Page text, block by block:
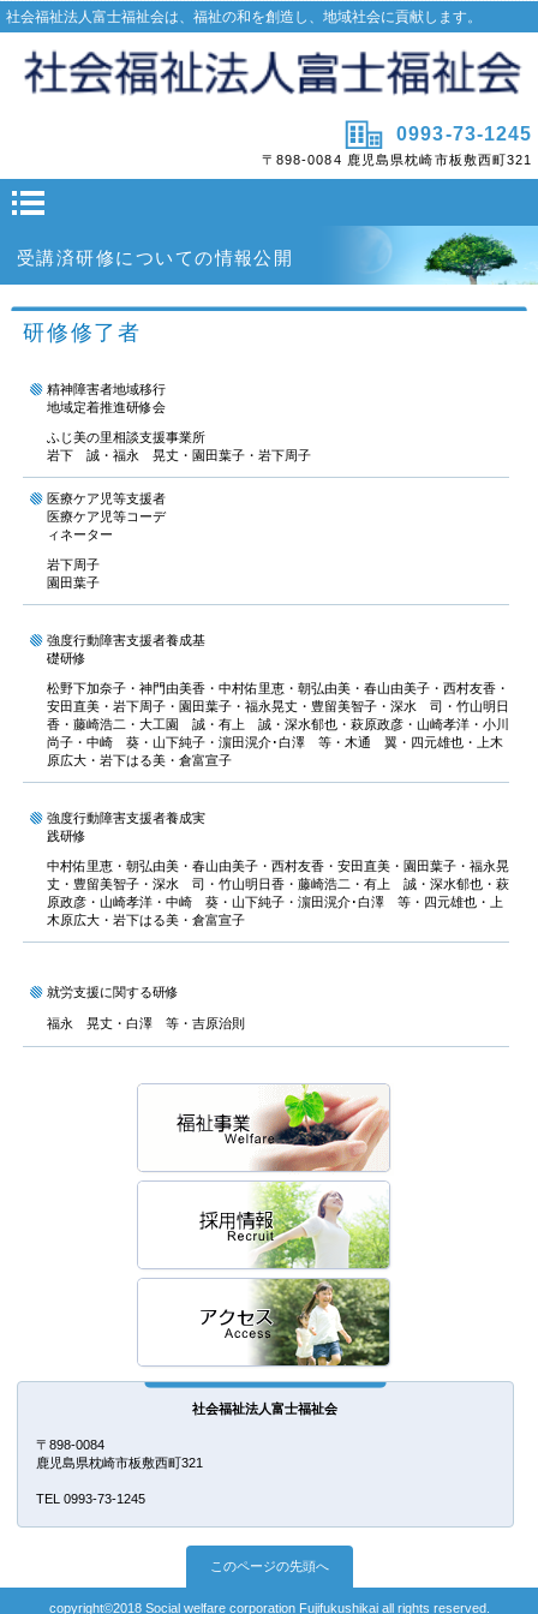
社会福祉法人富士福祉会は、福祉の和を創造し、地域社会に貢献します。
0993-73-1245
〒898-0084 鹿児島県枕崎市板敷西町321
受講済研修についての情報公開
研修修了者
精神障害者地域移行
地域定着推進研修会
ふじ美の里相談支援事業所
岩下 誠・福永 晃丈・園田葉子・岩下周子
医療ケア児等支援者
医療ケア児等コーデ
ィネーター
岩下周子
園田葉子
強度行動障害支援者養成基
礎研修
松野下加奈子・神門由美香・中村佑里恵・朝弘由美・春山由美子・西村友香・
安田直美・岩下周子・園田葉子・福永晃丈・豊留美智子・深水 司・竹山明日
香・藤崎浩二・大工園 誠・有上 誠・深水郁也・萩原政彦・山崎孝洋・小川
尚子・中崎 葵・山下純子・濵田滉介･白澤 等・木通 翼・四元雄也・上木
原広大・岩下はる美・倉富宣子
強度行動障害支援者養成実
践研修
中村佑里恵・朝弘由美・春山由美子・西村友香・安田直美・園田葉子・福永晃
丈・豊留美智子・深水 司・竹山明日香・藤崎浩二・有上 誠・深水郁也・萩
原政彦・山崎孝洋・中崎 葵・山下純子・濵田滉介･白澤 等・四元雄也・上
木原広大・岩下はる美・倉富宣子
就労支援に関する研修
福永 晃丈・白澤 等・吉原治則
このページの先頭へ
社会福祉法人富士福祉会
〒898-0084
鹿児島県枕崎市板敷西町321
TEL 0993-73-1245
copyright©2018 Social welfare corporation Fujifukushikai all rights reserved.